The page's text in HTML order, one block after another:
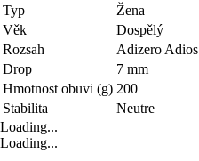
Typ
Žena
Věk
Dospělý
Rozsah
Adizero Adios
Drop
7 mm
Hmotnost obuvi (g) 200
Stabilita
Neutre
Loading...
Loading...